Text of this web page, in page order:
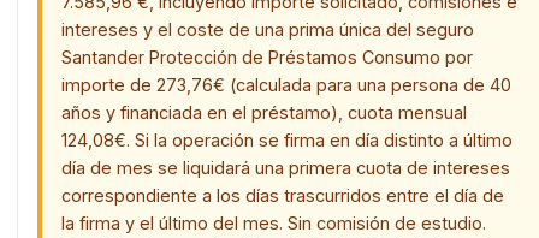
intereses y el coste de una prima única del seguro
Santander Protección de Préstamos Consumo por
importe de 273,76€ (calculada para una persona de 40
años y financiada en el préstamo), cuota mensual
124,08€. Si la operación se firma en día distinto a último
día de mes se liquidará una primera cuota de intereses
correspondiente a los días trascurridos entre el día de
la firma y el último del mes. Sin comisión de estudio.